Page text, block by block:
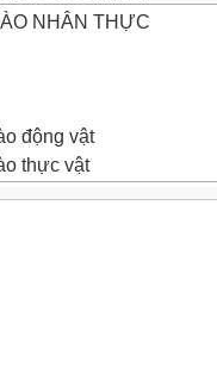
NHÂN THỰC
động vật
thực vật